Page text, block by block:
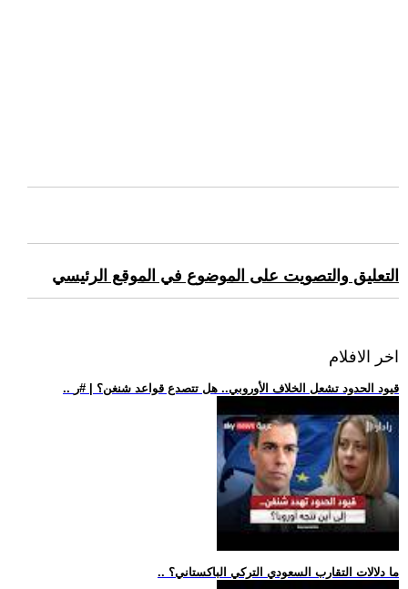
التعليق والتصويت على الموضوع في الموقع الرئيسي
اخر الافلام
.. قيود الحدود تشعل الخلاف الأوروبي.. هل تتصدع قواعد شنغن؟ | #ر
.. ما دلالات التقارب السعودي التركي الباكستاني؟